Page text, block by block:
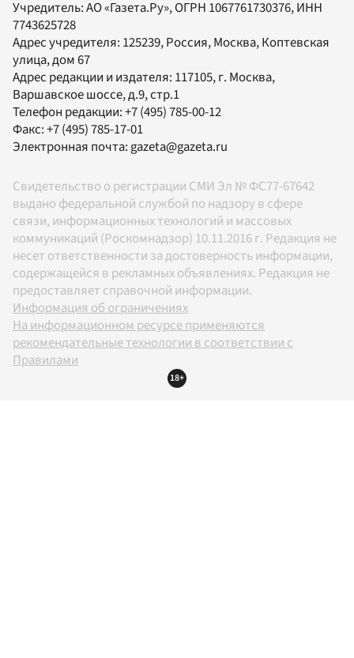
Учредитель:АО «Газета.Ру», ОГРН 1067761730376, ИНН
7743625728
Адрес учредителя: 125239, Россия, Москва, Коптевская
улица, дом 67
Адрес редакции и издателя: 117105, г. Москва,
Варшавское шоссе, д.9, стр.1
Телефон редакции:+7 (495) 785-00-12
Факс:+7 (495) 785-17-01
Электронная почта: gazeta@gazeta.ru
Свидетельство о регистрации СМИ Эл № ФС77-67642
выдано федеральной службой по надзору в сфере
связи, информационных технологий и массовых
коммуникаций (Роскомнадзор) 10.11.2016 г. Редакция не
несет ответственности за достоверность информации,
содержащейся в рекламных объявлениях. Редакция не
предоставляет справочной информации.
Информация об ограничениях
На информационном ресурсе применяются
рекомендательные технологии в соответствии с
Правилами
18+